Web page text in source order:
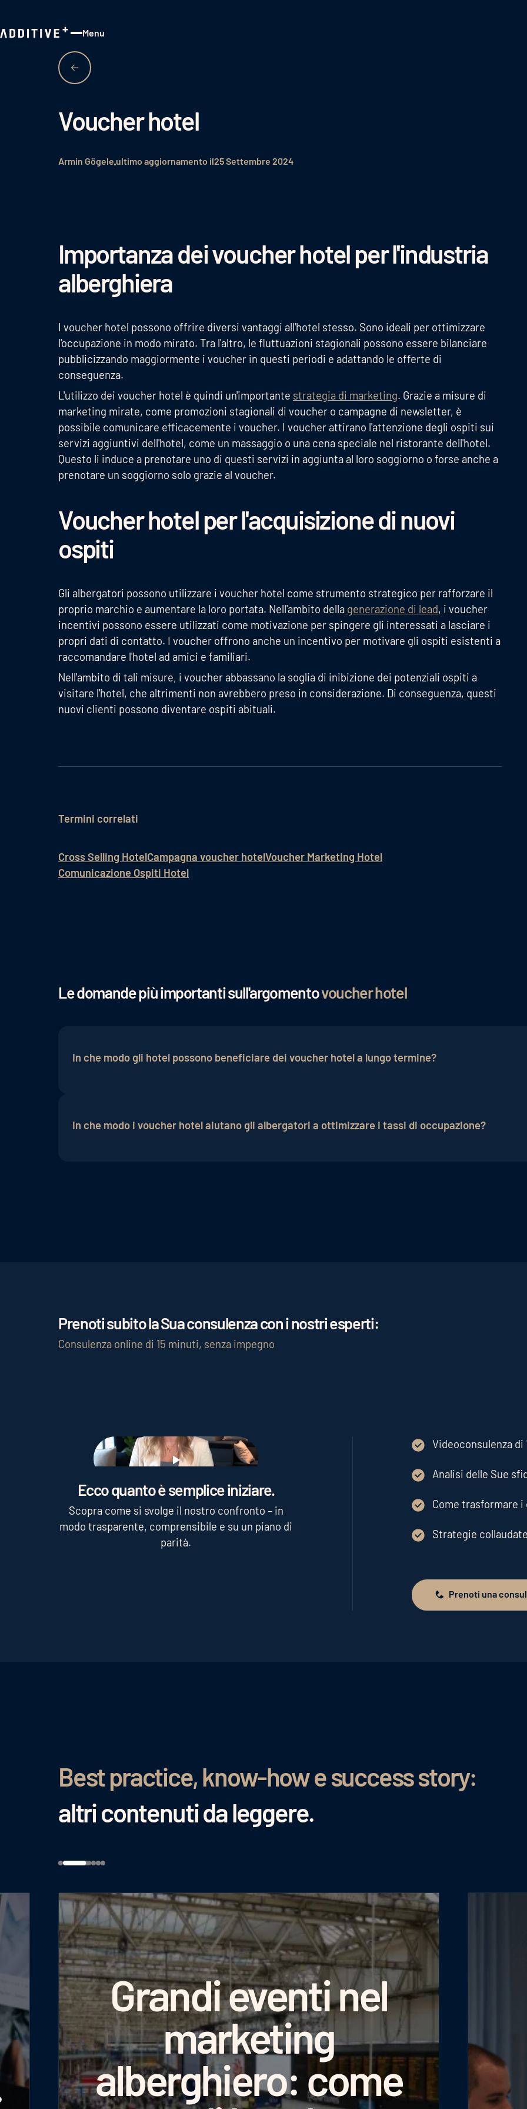
Menu
Voucher hotel
Armin Gögele ultimo aggiornamento il25 Settembre 2024
Importanza dei voucher hotel per l'industria
alberghiera
I voucher hotel possono offrire diversi vantaggi all'hotel stesso. Sono ideali per ottimizzare
l'occupazione in modo mirato. Tra l'altro, le fluttuazioni stagionali possono essere bilanciare
pubblicizzando maggiormente i voucher in questi periodi e adattando le offerte di
conseguenza.
L'utilizzo dei voucher hotel è quindi un'importante strategia di marketing. Grazie a misure di
marketing mirate, come promozioni stagionali di voucher o campagne di newsletter, è
possibile comunicare efficacemente i voucher. I voucher attirano l'attenzione degli ospiti sui
servizi aggiuntivi dell'hotel, come un massaggio o una cena speciale nel ristorante dell'hotel.
Questo li induce a prenotare uno di questi servizi in aggiunta al loro soggiorno o forse anche a
prenotare un soggiorno solo grazie al voucher.
Voucher hotel per l'acquisizione di nuovi
ospiti
Gli albergatori possono utilizzare i voucher hotel come strumento strategico per rafforzare il
proprio marchio e aumentare la loro portata. Nell'ambito della generazione di lead, i voucher
incentivi possono essere utilizzati come motivazione per spingere gli interessati a lasciare i
propri dati di contatto. I voucher offrono anche un incentivo per motivare gli ospiti esistenti a
raccomandare l'hotel ad amici e familiari.
Nell'ambito di tali misure, i voucher abbassano la soglia di inibizione dei potenziali ospiti a
visitare l'hotel, che altrimenti non avrebbero preso in considerazione. Di conseguenza, questi
nuovi clienti possono diventare ospiti abituali.
Termini correlati
Cross Selling HotelCampagna voucher hotelVoucher Marketing Hotel
Comunicazione Ospiti Hotel
Le domande più importanti sull'argomentovoucher hotel
In che modo gli hotel possono beneficiare dei voucher hotel a lungo termine?
conseguenza una maggiore liquidità.
In che modo i voucher hotel aiutano gli albergatori a ottimizzare i tassi di occupazione?
Prenoti subito la Sua consulenza con i nostri esperti:
Consulenza online di 15 minuti, senza impegno
Play
Ecco quanto è semplice iniziare.
Scopra come si svolge il nostro confronto – in
modo trasparente, comprensibile e su un piano di
parità.
Videoconsulenza
Analisi delle Sue
Come trasformare
Strategie
Prenoti una consulenza
Prenoti una
Best practice, know-how e success story:
altri contenuti da leggere.
Grandi eventi nel
marketing
alberghiero: come